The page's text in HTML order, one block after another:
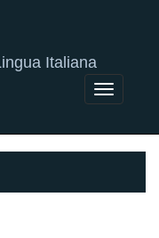
Italiana
Toggle